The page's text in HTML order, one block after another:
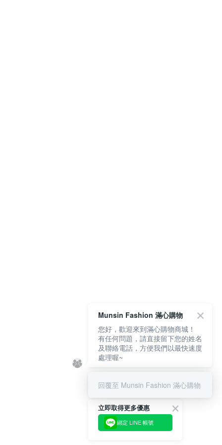
立即取得更多優惠
綁定 LINE 帳號
Munsin Fashion 滿心購物
您好，歡迎來到滿心購物商城！
有任何問題，請直接留下您的姓名
及聯絡電話，方便我們以最快速度
處理喔~
回覆至 Munsin Fashion 滿心購物